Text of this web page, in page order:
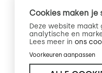
Privacybeleid
Cookiebeleid
Cookies maken je
Deze website
analytische en
Lees meer in ons
Voorkeuren aanpassen